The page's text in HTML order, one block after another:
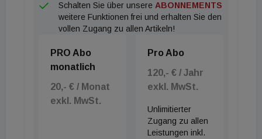
Schalten Sie über unsere ABONNEMENTS
weitere Funktionen frei und erhalten Sie den
vollen Zugang zu allen Artikeln!
PRO Abo
monatlich
20,- € / Monat
exkl. MwSt.
Pro Abo
120,- € / Jahr
exkl. MwSt.
Unlimitierter
Zugang zu allen
Leistungen inkl.